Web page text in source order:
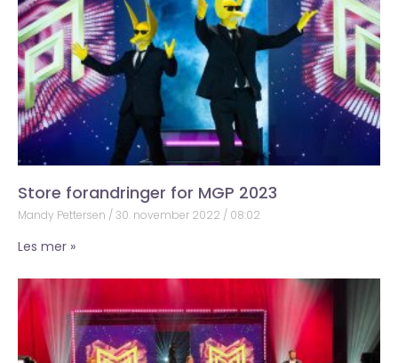
Store forandringer for MGP 2023
Mandy Pettersen 30. november 2022 08:02
Les mer »